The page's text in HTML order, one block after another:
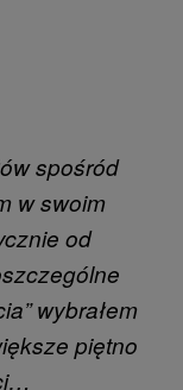
spośród
w swoim
od
wybrałem
piętno